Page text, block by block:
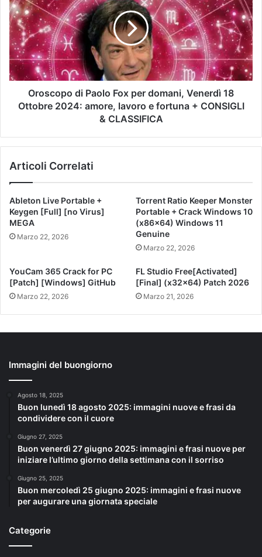
Oroscopo di Paolo Fox per domani, Venerdì 18
Ottobre 2024: amore, lavoro e fortuna + CONSIGLI
& CLASSIFICA
Articoli Correlati
Ableton Live Portable +
Keygen [Full] [no Virus]
MEGA
Marzo 22, 2026
Torrent Ratio Keeper Monster
Portable + Crack Windows 10
(x86x64) Windows 11
Genuine
Marzo 22, 2026
YouCam 365 Crack for PC
[Patch] [Windows] GitHub
Marzo 22, 2026
FL Studio Free[Activated]
[Final] (x32x64) Patch 2026
Marzo 21, 2026
Immagini del buongiorno
Agosto 18, 2025
Buon lunedì 18 agosto 2025: immagini nuove e frasi da
condividere con il cuore
Giugno 27, 2025
Buon venerdì 27 giugno 2025: immagini e frasi nuove per
iniziare l’ultimo giorno della settimana con il sorriso
Giugno 25, 2025
Buon mercoledì 25 giugno 2025: immagini e frasi nuove
per augurare una giornata speciale
Categorie